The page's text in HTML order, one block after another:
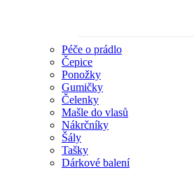
Péče o prádlo
Čepice
Ponožky
Gumičky
Čelenky
Mašle do vlasů
Nákrčníky
Šály
Tašky
Dárkové balení